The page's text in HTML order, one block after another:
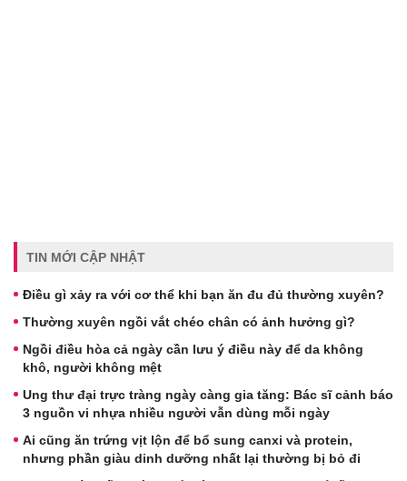
TIN MỚI CẬP NHẬT
Điều gì xảy ra với cơ thể khi bạn ăn đu đủ thường xuyên?
Thường xuyên ngồi vắt chéo chân có ảnh hưởng gì?
Ngồi điều hòa cả ngày cần lưu ý điều này để da không
khô, người không mệt
Ung thư đại trực tràng ngày càng gia tăng: Bác sĩ cảnh báo
3 nguồn vi nhựa nhiều người vẫn dùng mỗi ngày
Ai cũng ăn trứng vịt lộn để bổ sung canxi và protein,
nhưng phần giàu dinh dưỡng nhất lại thường bị bỏ đi